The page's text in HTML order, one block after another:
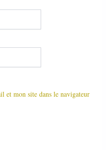
et mon site dans le navigateur